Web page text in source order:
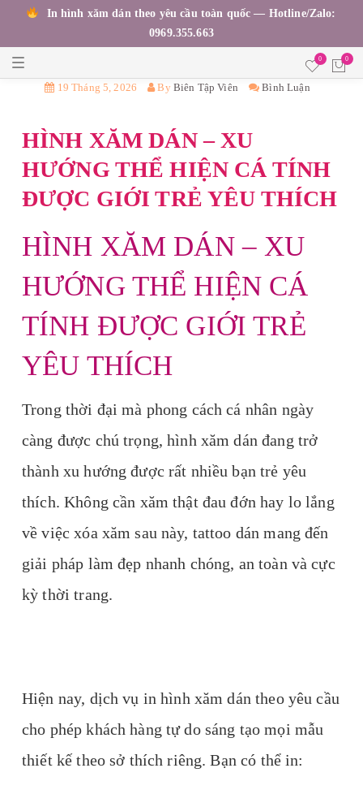
In hình xăm dán theo yêu cầu toàn quốc — Hotline/Zalo:
0969.355.663
T
n
a
v
a
0 0
19 Tháng 5, 2026 By Biên Tập Viên Bình Luận
HÌNH XĂM DÁN – XU
HƯỚNG THỂ HIỆN CÁ TÍNH
ĐƯỢC GIỚI TRẺ YÊU THÍCH
HÌNH XĂM DÁN – XU
HƯỚNG THỂ HIỆN CÁ
TÍNH ĐƯỢC GIỚI TRẺ
YÊU THÍCH
Trong thời đại mà phong cách cá nhân ngày
càng được chú trọng, hình xăm dán đang trở
thành xu hướng được rất nhiều bạn trẻ yêu
thích. Không cần xăm thật đau đớn hay lo lắng
về việc xóa xăm sau này, tattoo dán mang đến
giải pháp làm đẹp nhanh chóng, an toàn và cực
kỳ thời trang.
Hiện nay, dịch vụ in hình xăm dán theo yêu cầu
cho phép khách hàng tự do sáng tạo mọi mẫu
thiết kế theo sở thích riêng. Bạn có thể in: